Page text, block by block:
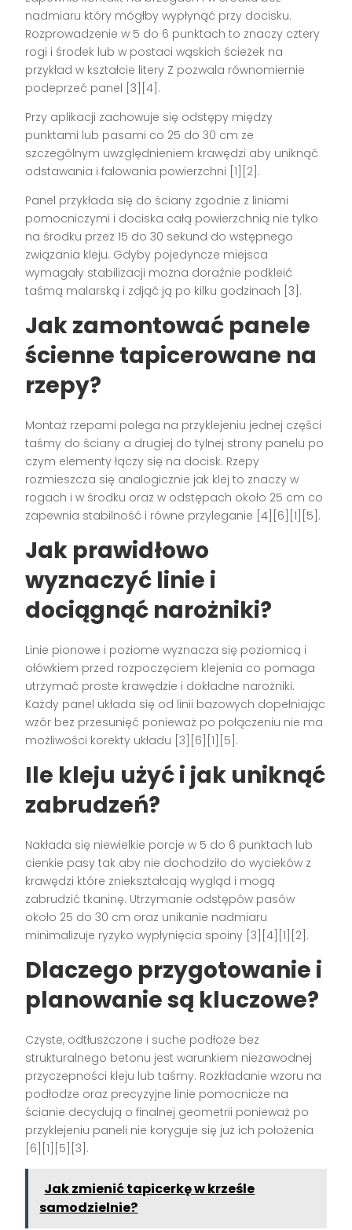
nadmiaru który mógłby wypłynąć przy docisku.
Rozprowadzenie w 5 do 6 punktach to znaczy cztery
rogi i środek lub w postaci wąskich ścieżek na
przykład w kształcie litery Z pozwala równomiernie
podeprzeć panel [3][4].
Przy aplikacji zachowuje się odstępy między
punktami lub pasami co 25 do 30 cm ze
szczególnym uwzględnieniem krawędzi aby uniknąć
odstawania i falowania powierzchni [1][2].
Panel przykłada się do ściany zgodnie z liniami
pomocniczymi i dociska całą powierzchnią nie tylko
na środku przez 15 do 30 sekund do wstępnego
związania kleju. Gdyby pojedyncze miejsca
wymagały stabilizacji można doraźnie podkleić
taśmą malarską i zdjąć ją po kilku godzinach [3].
Jak zamontować panele
ścienne tapicerowane na
rzepy?
Montaż rzepami polega na przyklejeniu jednej części
taśmy do ściany a drugiej do tylnej strony panelu po
czym elementy łączy się na docisk. Rzepy
rozmieszcza się analogicznie jak klej to znaczy w
rogach i w środku oraz w odstępach około 25 cm co
zapewnia stabilność i równe przyleganie [4][6][1][5].
Jak prawidłowo
wyznaczyć linie i
dociągnąć narożniki?
Linie pionowe i poziome wyznacza się poziomicą i
ołówkiem przed rozpoczęciem klejenia co pomaga
utrzymać proste krawędzie i dokładne narożniki.
Każdy panel układa się od linii bazowych dopełniając
wzór bez przesunięć ponieważ po połączeniu nie ma
możliwości korekty układu [3][6][1][5].
Ile kleju użyć i jak uniknąć
zabrudzeń?
Nakłada się niewielkie porcje w 5 do 6 punktach lub
cienkie pasy tak aby nie dochodziło do wycieków z
krawędzi które zniekształcają wygląd i mogą
zabrudzić tkaninę. Utrzymanie odstępów pasów
około 25 do 30 cm oraz unikanie nadmiaru
minimalizuje ryzyko wypłynięcia spoiny [3][4][1][2].
Dlaczego przygotowanie i
planowanie są kluczowe?
Czyste, odtłuszczone i suche podłoże bez
strukturalnego betonu jest warunkiem niezawodnej
przyczepności kleju lub taśmy. Rozkładanie wzoru na
podłodze oraz precyzyjne linie pomocnicze na
ścianie decydują o finalnej geometrii ponieważ po
przyklejeniu paneli nie koryguje się już ich położenia
[6][1][5][3].
Jak zmienić tapicerkę w krześle
samodzielnie?